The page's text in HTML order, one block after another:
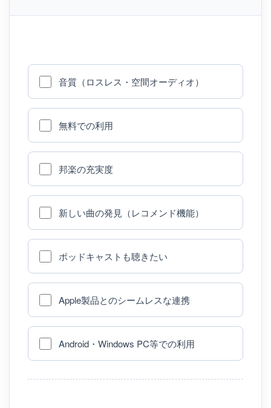
音質（ロスレス・空間オーディオ）
無料での利用
邦楽の充実度
新しい曲の発見（レコメンド機能）
ポッドキャストも聴きたい
Apple製品とのシームレスな連携
Android・Windows PC等での利用